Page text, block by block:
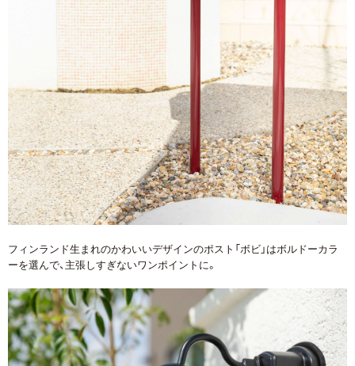
フィンランド生まれのかわいいデザインのポスト「ボビ」はボルドーカラ
ーを選んで、主張しすぎないワンポイントに。